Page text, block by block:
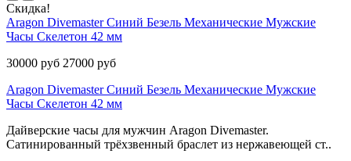
Скидка!
Aragon Divemaster Синий Безель Механические Мужские
Часы Скелетон 42 мм
30000 руб 27000 руб
Aragon Divemaster Синий Безель Механические Мужские
Часы Скелетон 42 мм
Дайверские часы для мужчин Aragon Divemaster.
Сатинированный трёхзвенный браслет из нержавеющей ст..